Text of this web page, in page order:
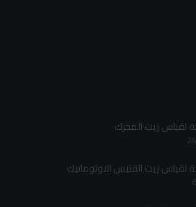
لقياس زيت المحرك
24
لقياس زيت الفتيس الاوتوماتيك
6